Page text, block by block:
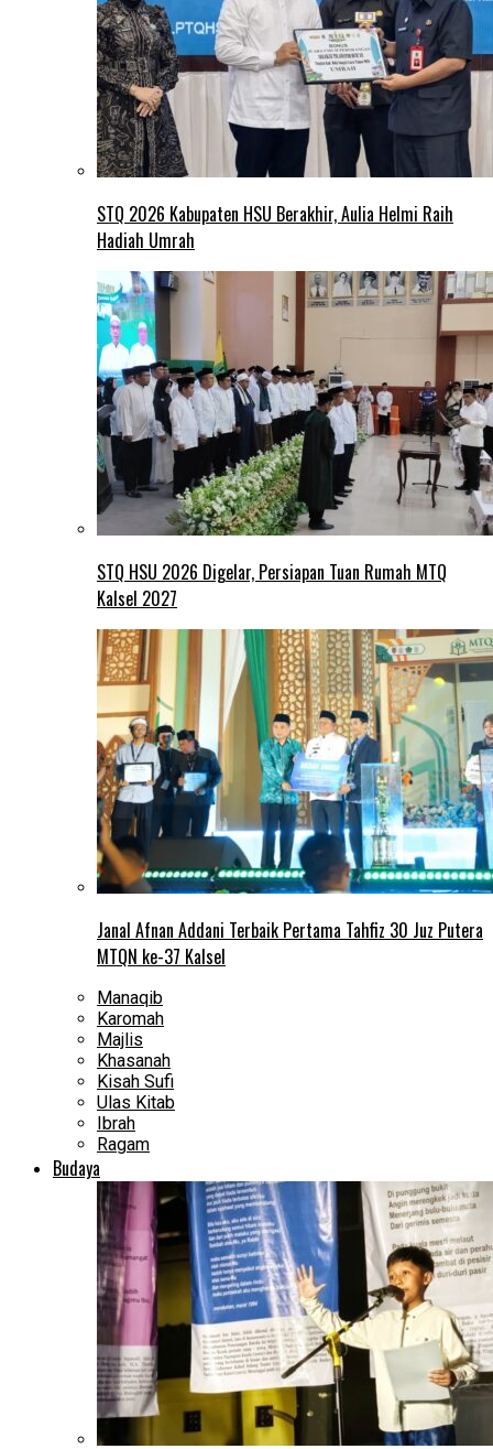
STQ 2026 Kabupaten HSU Berakhir, Aulia Helmi Raih
Hadiah Umrah
STQ HSU 2026 Digelar, Persiapan Tuan Rumah MTQ
Kalsel 2027
Janal Afnan Addani Terbaik Pertama Tahfiz 30 Juz Putera
MTQN ke-37 Kalsel
Manaqib
Karomah
Majlis
Khasanah
Kisah Sufi
Ulas Kitab
Ibrah
Ragam
Budaya